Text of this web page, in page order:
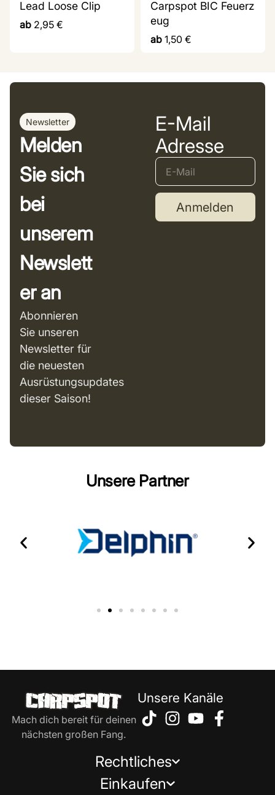
Lead Loose Clip
ab 2,95 €
Carpspot BIC Feuerz
eug
ab 1,50 €
Newsletter
Melden
Sie sich
bei
unserem
Newslett
er an
Abonnieren
Sie unseren
Newsletter für
die neuesten
Ausrüstungsupdates
dieser Saison!
E-Mail
Adresse
Anmelden
Unsere Partner
Mach dich bereit für deinen
nächsten großen Fang.
Unsere Kanäle
Rechtliches
Einkaufen